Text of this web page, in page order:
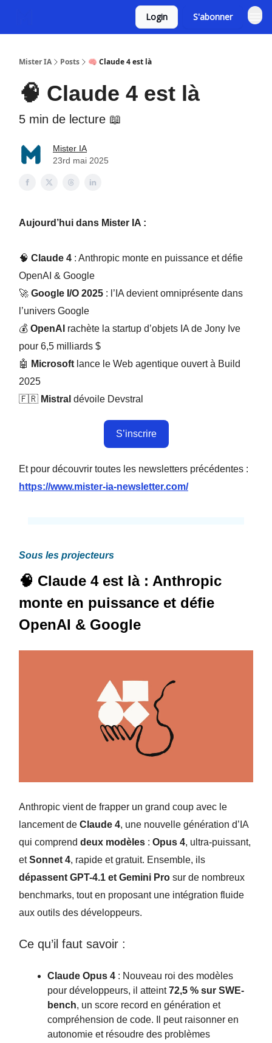
Login S'abonner
Mister IA Posts 🧠 Claude 4 est là
🧠 Claude 4 est là
5 min de lecture 📖
Mister IA
23rd mai 2025
Aujourd’hui dans Mister IA :
🧠 Claude 4 : Anthropic monte en puissance et défie
OpenAI & Google
🚀 Google I/O 2025 : l’IA devient omniprésente dans
l’univers Google
💰 OpenAI rachète la startup d’objets IA de Jony Ive
pour 6,5 milliards $
🤖 Microsoft lance le Web agentique ouvert à Build
2025
🇫🇷 Mistral dévoile Devstral
S’inscrire
Et pour découvrir toutes les newsletters précédentes :
https://www.mister-ia-newsletter.com/
Sous les projecteurs
🧠 Claude 4 est là : Anthropic
monte en puissance et défie
OpenAI & Google
Anthropic vient de frapper un grand coup avec le
lancement de Claude 4, une nouvelle génération d’IA
qui comprend deux modèles : Opus 4, ultra-puissant,
etSonnet 4, rapide et gratuit. Ensemble, ils
dépassent GPT-4.1 et Gemini Pro sur de nombreux
benchmarks, tout en proposant une intégration fluide
aux outils des développeurs.
Ce qu’il faut savoir :
Claude Opus 4 : Nouveau roi des modèles
pour développeurs, il atteint72,5 % sur SWE-
bench, un score record en génération et
compréhension de code. Il peut raisonner en
autonomie et résoudre des problèmes